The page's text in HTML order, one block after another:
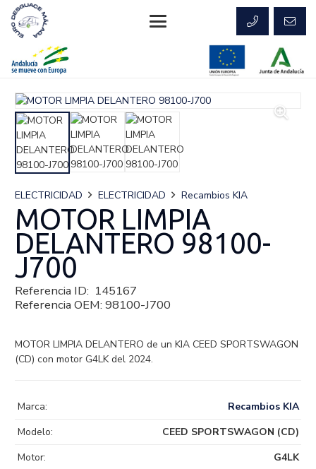
ELECTRICIDAD ELECTRICIDAD Recambios KIA
MOTOR LIMPIA
DELANTERO 98100-
J700
Referencia ID: 145167
Referencia OEM: 98100-J700
MOTOR LIMPIA DELANTERO de un KIA CEED SPORTSWAGON
(CD) con motor G4LK del 2024.
Marca:
Recambios KIA
Modelo:
CEED SPORTSWAGON (CD)
Motor:
G4LK